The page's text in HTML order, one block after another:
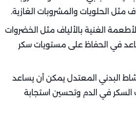
مثل الحلويات والمشروبات الغازية.
الأطعمة الغنية بالألياف مثل الخضروات
في الحفاظ على مستويات سكر
البدني المعتدل يمكن أن يساعد
في الدم وتحسين استجابة